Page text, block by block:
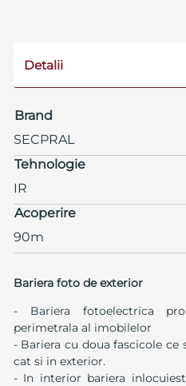
Detalii
Brand
SECPRAL
Tehnologie
IR
Acoperire
90m
Bariera foto de exterior
- Bariera fotoelectrica
perimetrala al imobilelor
- Bariera cu doua fascicole
cat si in exterior.
- In interior bariera